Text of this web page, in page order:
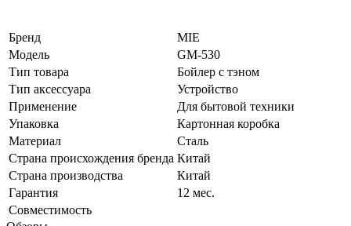
Бренд
MIE
Модель
GM-530
Тип товара
Бойлер с тэном
Тип аксессуара
Устройство
Применение
Для бытовой техники
Упаковка
Картонная коробка
Материал
Сталь
Страна происхождения бренда Китай
Страна производства
Китай
Гарантия
12 мес.
Совместимость